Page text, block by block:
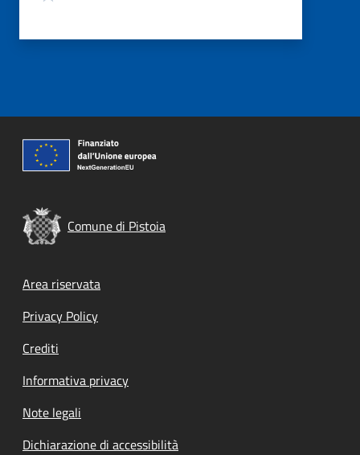
Comune di Pistoia
Footer menu
Area riservata
Privacy Policy
Crediti
Informativa privacy
Note legali
Dichiarazione di accessibilità